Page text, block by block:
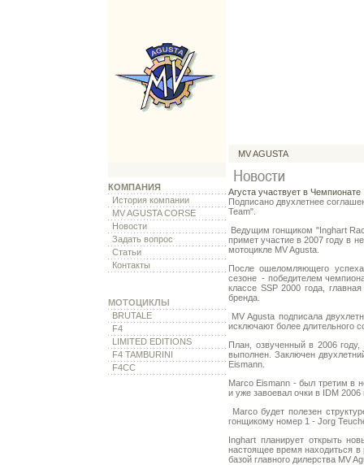
КОМПАНИЯ
История компании
MV AGUSTA CORSE
Новости
Задать вопрос
Статьи
Контакты
МОТОЦИКЛЫ
BRUTALE
F4
LIMITED EDITIONS
F4 TAMBURINI
F4CC
MV AGUSTA
Агуста участвует в
Подписано двухлетнее
Team".
Ведущим гонщиком "Inghart
примет участие в 2007 году в
мотоцикле MV Agusta.
После ошеломляющего
сезоне - победителем
классе SSP 2000 года,
бренда.
MV Agusta подписала
исключают более длительного
План, озвученный в 2006
выполнен. Заключен
Eismann.
Marco Eismann - был третим в
и уже завоевал очки в IDM
Marco будет полезен
гонщикому номер 1 - Jorg
Inghart планирует открыть
настоящее время находиться в
базой главного дилерства MV